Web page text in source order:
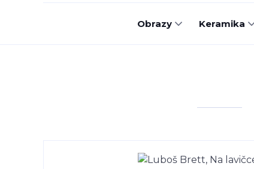
Obrazy Keramika